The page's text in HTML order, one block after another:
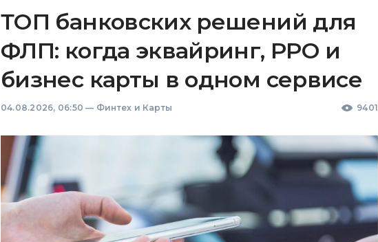
ТОП банковских решений для
ФЛП: когда эквайринг, РРО и
бизнес карты в одном сервисе
04.08.2026, 06:50 — Финтех и Карты 9401